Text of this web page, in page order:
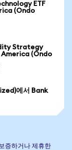
ETF
(Ondo
Strategy
America (Ondo
에서 Bank
증하거나 제휴한